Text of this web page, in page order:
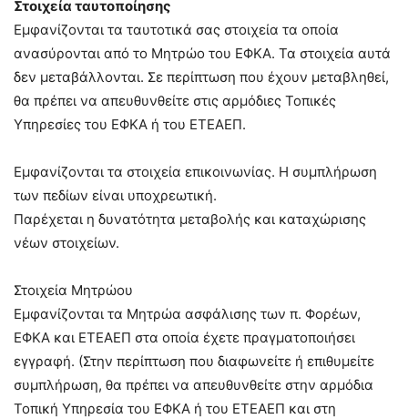
Στοιχεία ταυτοποίησης
Εμφανίζονται τα ταυτοτικά σας στοιχεία τα οποία
ανασύρονται από το Μητρώο του ΕΦΚΑ. Τα στοιχεία αυτά
δεν μεταβάλλονται. Σε περίπτωση που έχουν μεταβληθεί,
θα πρέπει να απευθυνθείτε στις αρμόδιες Τοπικές
Υπηρεσίες του ΕΦΚΑ ή του ΕΤΕΑΕΠ.
Εμφανίζονται τα στοιχεία επικοινωνίας. Η συμπλήρωση
των πεδίων είναι υποχρεωτική.
Παρέχεται η δυνατότητα μεταβολής και καταχώρισης
νέων στοιχείων.
Στοιχεία Μητρώου
Εμφανίζονται τα Μητρώα ασφάλισης των π. Φορέων,
ΕΦΚΑ και ΕΤΕΑΕΠ στα οποία έχετε πραγματοποιήσει
εγγραφή. (Στην περίπτωση που διαφωνείτε ή επιθυμείτε
συμπλήρωση, θα πρέπει να απευθυνθείτε στην αρμόδια
Τοπική Υπηρεσία του ΕΦΚΑ ή του ΕΤΕΑΕΠ και στη